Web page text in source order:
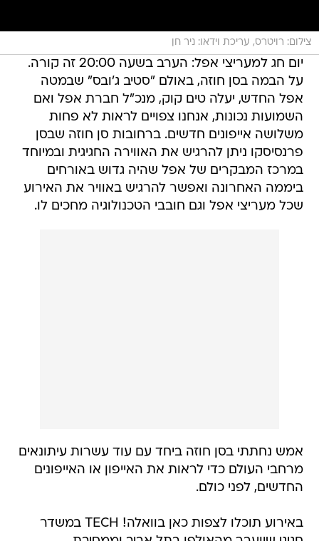
צילום: רויטרס, עריכת וידאו: ניר חן
יום חג למעריצי אפל: הערב בשעה 20:00 זה קורה.
על הבמה בסן חוזה, באולם "סטיב ג'ובס" שבמטה
אפל החדש, יעלה טים קוק, מנכ"ל חברת אפל ואם
השמועות נכונות, אנחנו צפויים לראות לא פחות
משלושה אייפונים חדשים. ברחובות סן חוזה שבסן
פרנסיסקו ניתן להרגיש את האווירה החגיגית ובמיוחד
במרכז המבקרים של אפל שהיה גדוש באורחים
ביממה האחרונה ואפשר להרגיש באוויר את האירוע
שכל מעריצי אפל וגם חובבי הטכנולוגיה מחכים לו.
אמש נחתתי בסן חוזה ביחד עם עוד עשרות עיתונאים
מרחבי העולם כדי לראות את האייפון או האייפונים
החדשים, לפני כולם.
באירוע תוכלו לצפות כאן בוואלה! TECH במשדר